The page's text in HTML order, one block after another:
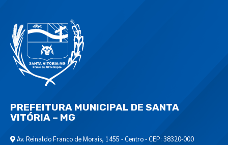
PREFEITURA MUNICIPAL DE SANTA
VITÓRIA – MG
Av. Reinaldo Franco de Morais, 1455 - Centro - CEP: 38320-000